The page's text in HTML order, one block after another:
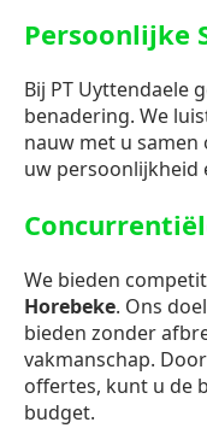
Persoonlijke
Bij PT Uyttendaele
benadering. We
nauw met u
uw persoonlijkheid
We bieden
Horebeke. Ons
bieden zonder
vakmanschap.
offertes, kunt u de
budget.